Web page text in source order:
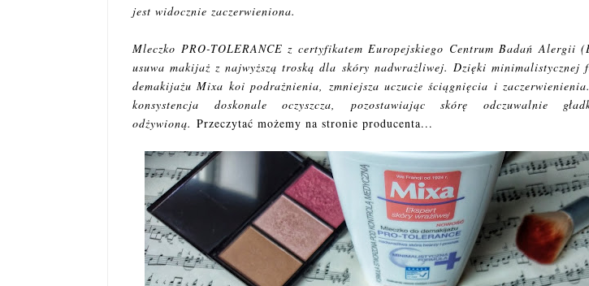
jest widocznie zaczerwieniona.
Mleczko PRO-TOLERANCE z certyfikatem Europejskiego Centrum Badań Alergii
usuwa makijaż z najwyższą troską dla skóry nadwrażliwej. Dzięki minimalistycznej
demakijażu Mixa koi podrażnienia, zmniejsza uczucie ściągnięcia i
konsystencja doskonale oczyszcza, pozostawiając skórę odczuwalnie
odżywioną. Przeczytać możemy na stronie producenta...